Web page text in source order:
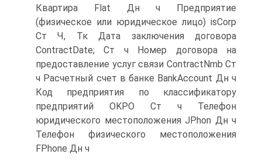
Квартира Flat Дн ч Предприятие
(физическое или юридическое лицо) isCorp
Ст Ч, Тк Дата заключения договора
ContractDate; Ст ч Номер договора на
предоставление услуг связи ContractNmb Ст
ч Расчетный счет в банке BankAccount Дн ч
Код предприятия по классификатору
предприятий OKPO Ст ч Телефон
юридического местоположения JPhon Дн ч
Телефон физического местоположения
FPhone Дн ч